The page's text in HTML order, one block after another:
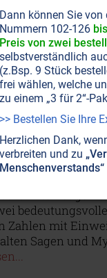
Als die
eine lange
Kommen Sie
– nach Delphi!
NR. 20, S.24
der
Sagen
Zahlen mit
Sagen und
Dann können Sie von
Nummern 102-126
Preis von zwei
selbstverständlich
(z.Bsp. 9 Stück
frei wählen, welche
zu einem „3 für 2“-
>> Bestellen Sie Ihre
Herzlichen Dank,
verbreiten und zu
Menschenverstands“